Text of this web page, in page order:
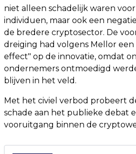
niet alleen schadelijk waren
individuen, maar ook een
de bredere cryptosector. De
dreiging had volgens Mellor
effect" op de innovatie, omdat
ondernemers ontmoedigd
blijven in het veld.
Met het civiel verbod probeert
schade aan het publieke debat
vooruitgang binnen de